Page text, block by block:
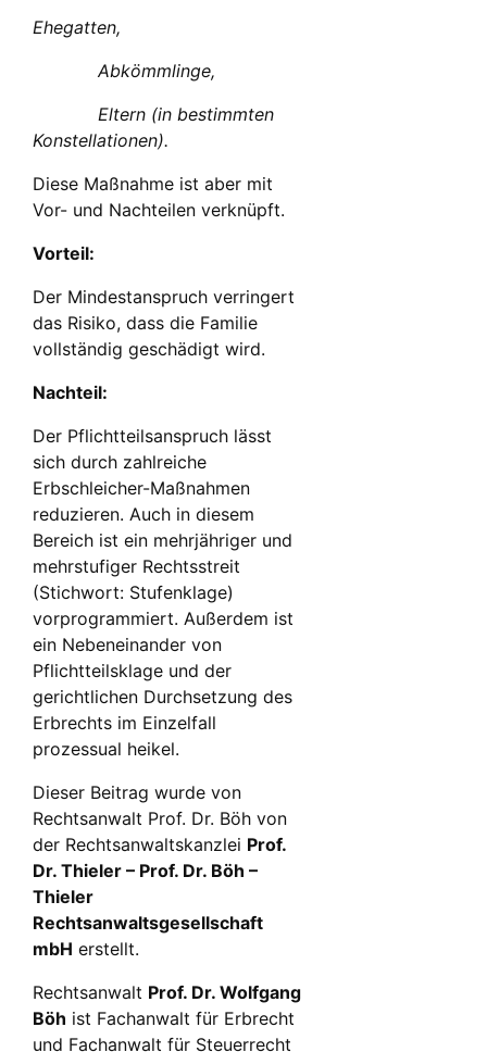
Ehegatten,
Abkömmlinge,
Eltern (in bestimmten
Konstellationen).
Diese Maßnahme ist aber mit
Vor- und Nachteilen verknüpft.
Vorteil:
Der Mindestanspruch verringert
das Risiko, dass die Familie
vollständig geschädigt wird.
Nachteil:
Der Pflichtteilsanspruch lässt
sich durch zahlreiche
Erbschleicher-Maßnahmen
reduzieren. Auch in diesem
Bereich ist ein mehrjähriger und
mehrstufiger Rechtsstreit
(Stichwort: Stufenklage)
vorprogrammiert. Außerdem ist
ein Nebeneinander von
Pflichtteilsklage und der
gerichtlichen Durchsetzung des
Erbrechts im Einzelfall
prozessual heikel.
Dieser Beitrag wurde von
Rechtsanwalt Prof. Dr. Böh von
der Rechtsanwaltskanzlei Prof.
Dr. Thieler – Prof. Dr. Böh –
Thieler
Rechtsanwaltsgesellschaft
mbH erstellt.
Rechtsanwalt Prof. Dr. Wolfgang
Böh ist Fachanwalt für Erbrecht
und Fachanwalt für Steuerrecht